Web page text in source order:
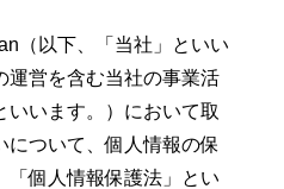
（以下、「当社」といい
運営を含む当社の事業活
いいます。）において取
について、個人情報の保
「個人情報保護法」とい